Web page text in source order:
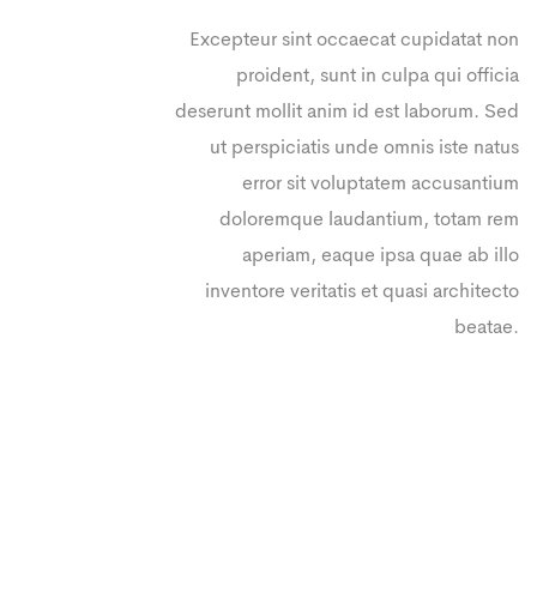
Excepteur sint occaecat cupidatat non
proident, sunt in culpa qui officia
deserunt mollit anim id est laborum. Sed
ut perspiciatis unde omnis iste natus
error sit voluptatem accusantium
doloremque laudantium, totam rem
aperiam, eaque ipsa quae ab illo
inventore veritatis et quasi architecto
beatae.